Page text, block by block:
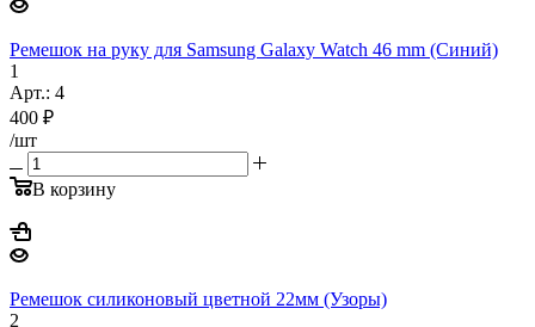
Ремешок на руку для Samsung Galaxy Watch 46 mm (Синий)
1
Арт.: 4
400 ₽
/шт
В корзину
Ремешок силиконовый цветной 22мм (Узоры)
2